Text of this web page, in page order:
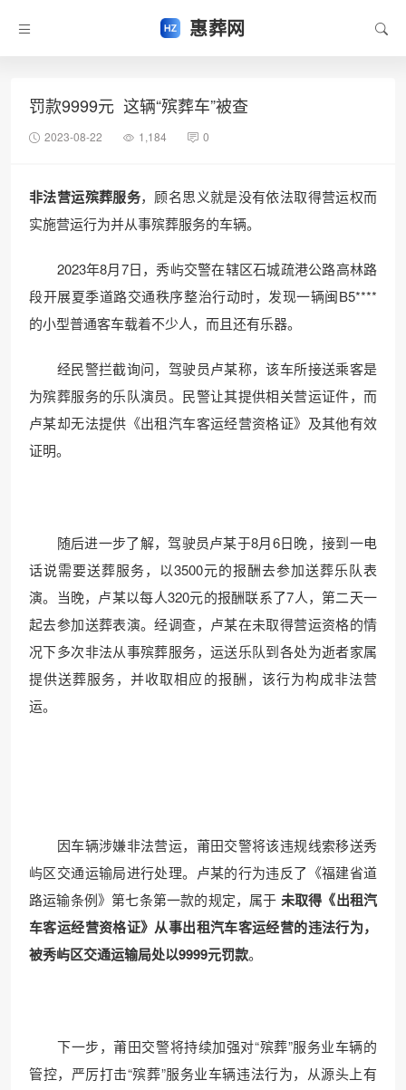
惠葬网
罚款9999元 这辆“殡葬车”被查
2023-08-22 1,184 0
非法营运殡葬服务，顾名思义就是没有依法取得营运权而
实施营运行为并从事殡葬服务的车辆。
2023年8月7日，秀屿交警在辖区石城疏港公路高林路
段开展夏季道路交通秩序整治行动时，发现一辆闽B5****
的小型普通客车载着不少人，而且还有乐器。
经民警拦截询问，驾驶员卢某称，该车所接送乘客是
为殡葬服务的乐队演员。民警让其提供相关营运证件，而
卢某却无法提供《出租汽车客运经营资格证》及其他有效
证明。
随后进一步了解，驾驶员卢某于8月6日晚，接到一电
话说需要送葬服务，以3500元的报酬去参加送葬乐队表
演。当晚，卢某以每人320元的报酬联系了7人，第二天一
起去参加送葬表演。经调查，卢某在未取得营运资格的情
况下多次非法从事殡葬服务，运送乐队到各处为逝者家属
提供送葬服务，并收取相应的报酬，该行为构成非法营
运。
因车辆涉嫌非法营运，莆田交警将该违规线索移送秀
屿区交通运输局进行处理。卢某的行为违反了《福建省道
路运输条例》第七条第一款的规定，属于 未取得《出租汽
车客运经营资格证》从事出租汽车客运经营的违法行为，
被秀屿区交通运输局处以9999元罚款。
下一步，莆田交警将持续加强对“殡葬”服务业车辆的
管控，严厉打击“殡葬”服务业车辆违法行为，从源头上有